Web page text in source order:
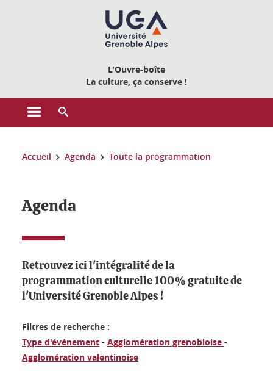
L'Ouvre-boîte
La culture, ça conserve !
Ouvrir le menu principal
Vous êtes ici :
Accueil Agenda Toute la programmation
Agenda
Retrouvez ici l'intégralité de la
programmation culturelle 100% gratuite de
l'Université Grenoble Alpes !
Filtres de recherche :
Type d'événement - Agglomération grenobloise -
Agglomération valentinoise